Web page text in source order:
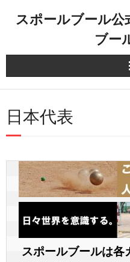
スポールブール公
ブー
ブールリーグ
大会情報
メディア出演
日本代表
スポールブールは各